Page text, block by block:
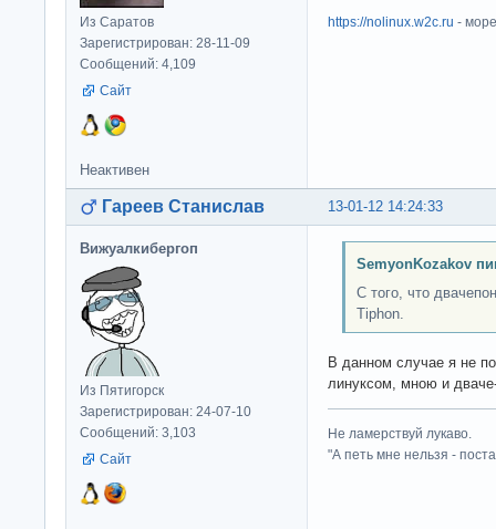
Из Саратов
Зарегистрирован: 28-11-09
Сообщений: 4,109
Сайт
https://nolinux.w2c.ru -
Неактивен
13-01-12 14:24:33
Гареев Станислав
Вижуалкибергоп
Из Пятигорск
Зарегистрирован: 24-07-10
Сообщений: 3,103
Сайт
SemyonKozakov
С того, что
Tiphon.
В данном случае я не
линуксом, мною и
Не ламерствуй лукаво.
"А петь мне нельзя -